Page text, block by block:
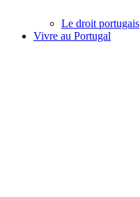
Le droit portugais
Vivre au Portugal